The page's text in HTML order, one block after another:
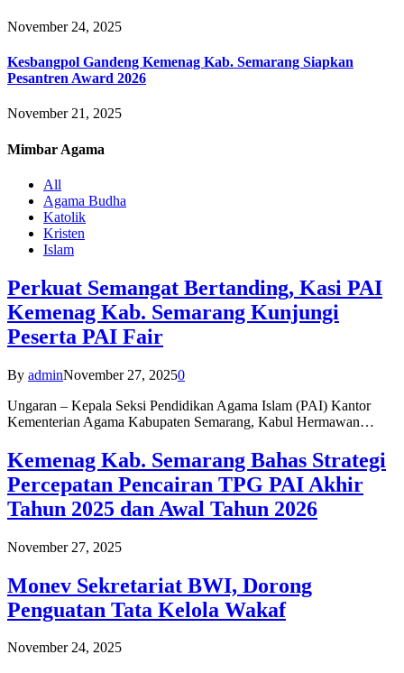
November 24, 2025
Kesbangpol Gandeng Kemenag Kab. Semarang Siapkan
Pesantren Award 2026
November 21, 2025
Mimbar Agama
All
Agama Budha
Katolik
Kristen
Islam
Perkuat Semangat Bertanding, Kasi PAI
Kemenag Kab. Semarang Kunjungi
Peserta PAI Fair
By adminNovember 27, 20250
Ungaran – Kepala Seksi Pendidikan Agama Islam (PAI) Kantor
Kementerian Agama Kabupaten Semarang, Kabul Hermawan…
Kemenag Kab. Semarang Bahas Strategi
Percepatan Pencairan TPG PAI Akhir
Tahun 2025 dan Awal Tahun 2026
November 27, 2025
Monev Sekretariat BWI, Dorong
Penguatan Tata Kelola Wakaf
November 24, 2025